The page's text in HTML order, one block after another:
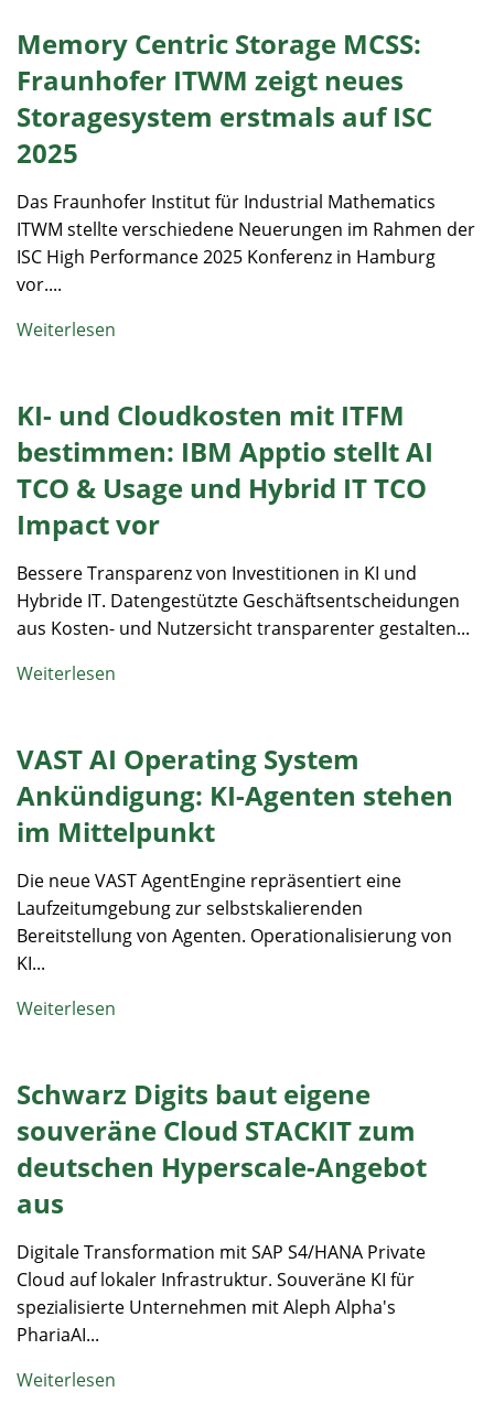
Memory Centric Storage MCSS:
Fraunhofer ITWM zeigt neues
Storagesystem erstmals auf ISC
2025
Das Fraunhofer Institut für Industrial Mathematics
ITWM stellte verschiedene Neuerungen im Rahmen der
ISC High Performance 2025 Konferenz in Hamburg
vor....
Weiterlesen
KI- und Cloudkosten mit ITFM
bestimmen: IBM Apptio stellt AI
TCO & Usage und Hybrid IT TCO
Impact vor
Bessere Transparenz von Investitionen in KI und
Hybride IT. Datengestützte Geschäftsentscheidungen
aus Kosten- und Nutzersicht transparenter gestalten...
Weiterlesen
VAST AI Operating System
Ankündigung: KI-Agenten stehen
im Mittelpunkt
Die neue VAST AgentEngine repräsentiert eine
Laufzeitumgebung zur selbstskalierenden
Bereitstellung von Agenten. Operationalisierung von
KI...
Weiterlesen
Schwarz Digits baut eigene
souveräne Cloud STACKIT zum
deutschen Hyperscale-Angebot
aus
Digitale Transformation mit SAP S4/HANA Private
Cloud auf lokaler Infrastruktur. Souveräne KI für
spezialisierte Unternehmen mit Aleph Alpha's
PhariaAI...
Weiterlesen